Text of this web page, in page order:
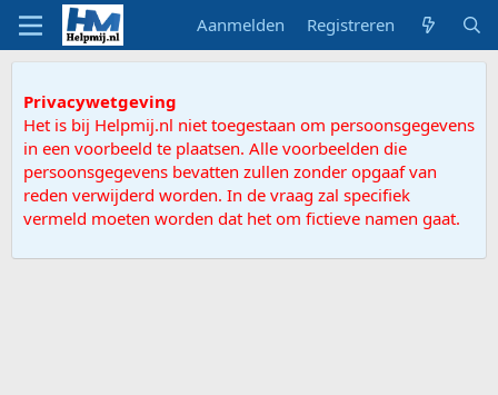
Aanmelden Registreren
Privacywetgeving
Het is bij Helpmij.nl niet toegestaan om persoonsgegevens
in een voorbeeld te plaatsen. Alle voorbeelden die
persoonsgegevens bevatten zullen zonder opgaaf van
reden verwijderd worden. In de vraag zal specifiek
vermeld moeten worden dat het om fictieve namen gaat.